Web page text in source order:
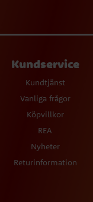
Kundservice
Kundtjänst
Vanliga frågor
Köpvillkor
REA
Nyheter
Returinformation